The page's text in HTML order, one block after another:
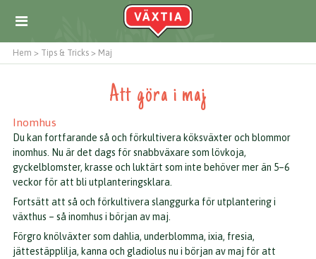
Hem > Tips & Tricks > Maj
Att göra i maj
Inomhus
Du kan fortfarande så och förkultivera köksväxter och blommor
inomhus. Nu är det dags för snabbväxare som lövkoja,
gyckelblomster, krasse och luktärt som inte behöver mer än 5–6
veckor för att bli utplanteringsklara.
Fortsätt att så och förkultivera slanggurka för utplantering i
växthus – så inomhus i början av maj.
Förgro knölväxter som dahlia, underblomma, ixia, fresia,
jättestäpplilja, kanna och gladiolus nu i början av maj för att